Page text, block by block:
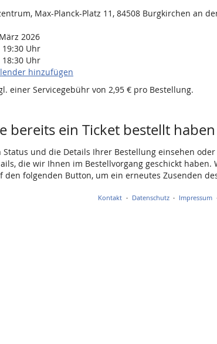
Max-Planck-Platz 11, 84508 Burgkirchen an
2026
19:30 Uhr
18:30 Uhr
hinzufügen
einer Servicegebühr von 2,95 € pro Bestellung.
bereits ein Ticket bestellt haben
Status und die Details Ihrer Bestellung einsehen
die wir Ihnen im Bestellvorgang geschickt haben.
den folgenden Button, um ein erneutes Zusenden
Kontakt Datenschutz Impressum